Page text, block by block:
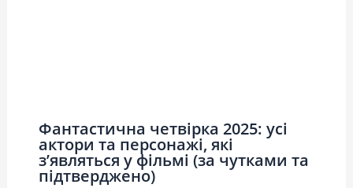
Фантастична четвірка 2025: усі
актори та персонажі, які
з’являться у фільмі (за чутками та
підтверджено)